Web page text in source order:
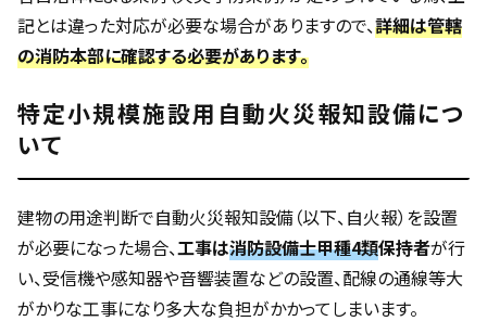
記とは違った対応が必要な場合がありますので、詳細は管轄
の消防本部に確認する必要があります。
特定小規模施設用自動火災報知設備につ
いて
建物の用途判断で自動火災報知設備（以下、自火報）を設置
が必要になった場合、工事は消防設備士甲種4類保持者が行
い、受信機や感知器や音響装置などの設置、配線の通線等大
がかりな工事になり多大な負担がかかってしまいます。